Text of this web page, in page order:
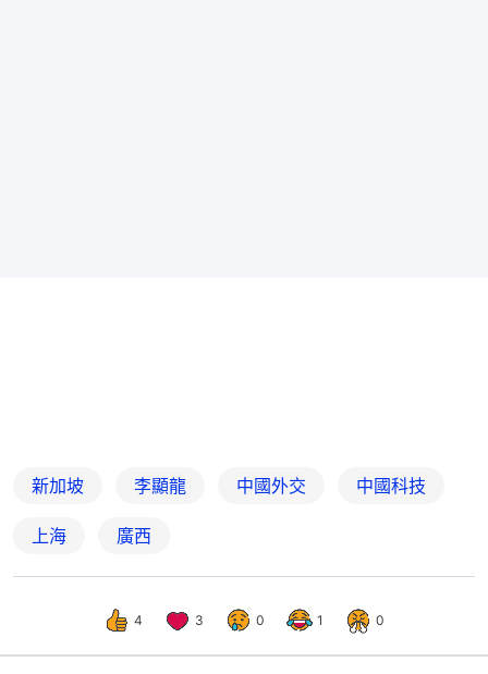
新加坡 李顯龍 中國外交 中國科技
上海 廣西
4 3 0 1 0